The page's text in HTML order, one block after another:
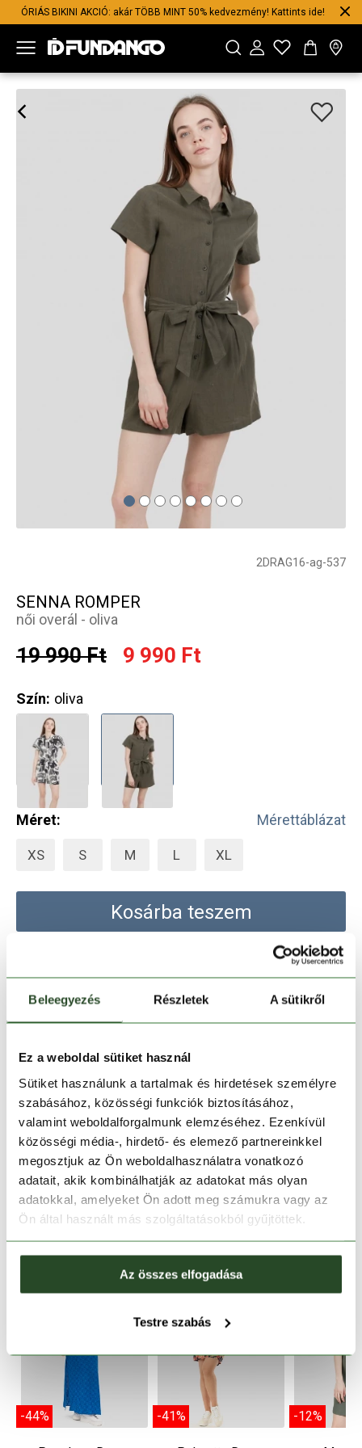
Beleegyezés Részletek A sütikről
Ez a weboldal sütiket használ
Sütiket használunk a tartalmak és hirdetések személyre
szabásához, közösségi funkciók biztosításához,
valamint weboldalforgalmunk elemzéséhez. Ezenkívül
közösségi média-, hirdető- és elemező partnereinkkel
megosztjuk az Ön weboldalhasználatra vonatkozó
adatait, akik kombinálhatják az adatokat más olyan
adatokkal, amelyeket Ön adott meg számukra vagy az
Ön által használt más szolgáltatásokból gyűjtöttek.
Az összes elfogadása
Testre szabás
ÓRIÁS BIKINI AKCIÓ: akár TÖBB MINT 50% kedvezmény! Kattints ide!
TERMÉKLEÍRÁS
TERMÉK RÉSZLETEK
2DRAG16-ag-537
SENNA ROMPER
női overál - oliva
19 990 Ft 9 990 Ft
Szín: oliva
Méret: Mérettáblázat
XS S M L XL
Kosárba teszem
Foglalás
30 napos visszaküldés
1-2 munkanapos szállítás
HASONLÓ TERMÉKEK
-44% -41% -12%